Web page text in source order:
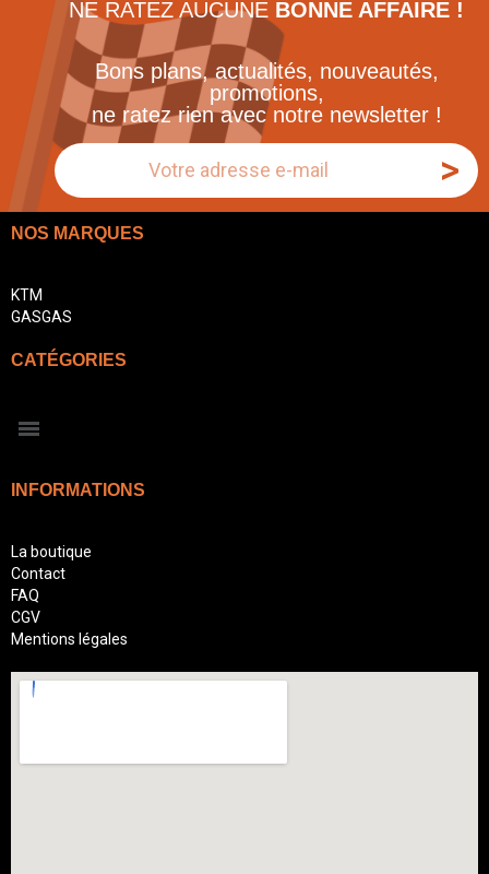
NE RATEZ AUCUNE BONNE AFFAIRE !
Bons plans, actualités, nouveautés,
promotions,
ne ratez rien avec notre newsletter !
>
NOS MARQUES
KTM
GASGAS
CATÉGORIES
INFORMATIONS
La boutique
Contact
FAQ
CGV
Mentions légales